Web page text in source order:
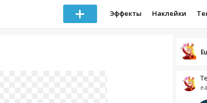
Эффекты Наклейки